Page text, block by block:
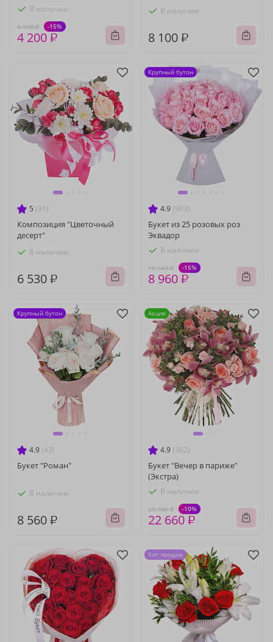
В наличии
4 940 ₽ -15%
4 200 ₽
В наличии
8 100 ₽
5 (91)
Композиция "Цветочный
десерт"
В наличии
6 530 ₽
4.9 (963)
Букет из 25 розовых роз
Эквадор
В наличии
10 540 ₽ -15%
8 960 ₽
Крупный бутон
4.9 (43)
Букет "Роман"
В наличии
8 560 ₽
Крупный бутон
4.9 (362)
Букет "Вечер в париже"
(Экстра)
В наличии
25 180 ₽ -10%
22 660 ₽
Акция
Хит продаж